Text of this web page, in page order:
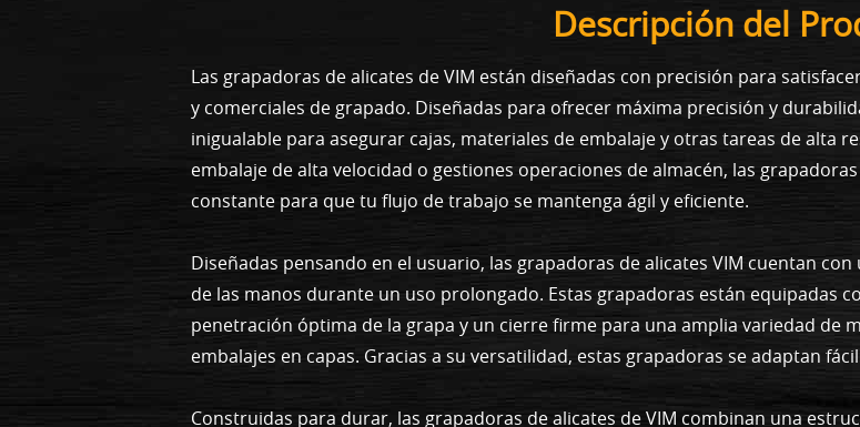
Descripción del
Las grapadoras de alicates de VIM están diseñadas con precisión para
y comerciales de grapado. Diseñadas para ofrecer máxima precisión y
inigualable para asegurar cajas, materiales de embalaje y otras tareas de alta
embalaje de alta velocidad o gestiones operaciones de almacén, las
constante para que tu flujo de trabajo se mantenga ágil y eficiente.
Diseñadas pensando en el usuario, las grapadoras de alicates VIM cuentan
de las manos durante un uso prolongado. Estas grapadoras están equipadas
penetración óptima de la grapa y un cierre firme para una amplia variedad de
embalajes en capas. Gracias a su versatilidad, estas grapadoras se adaptan
Construidas para durar, las grapadoras de alicates de VIM combinan una